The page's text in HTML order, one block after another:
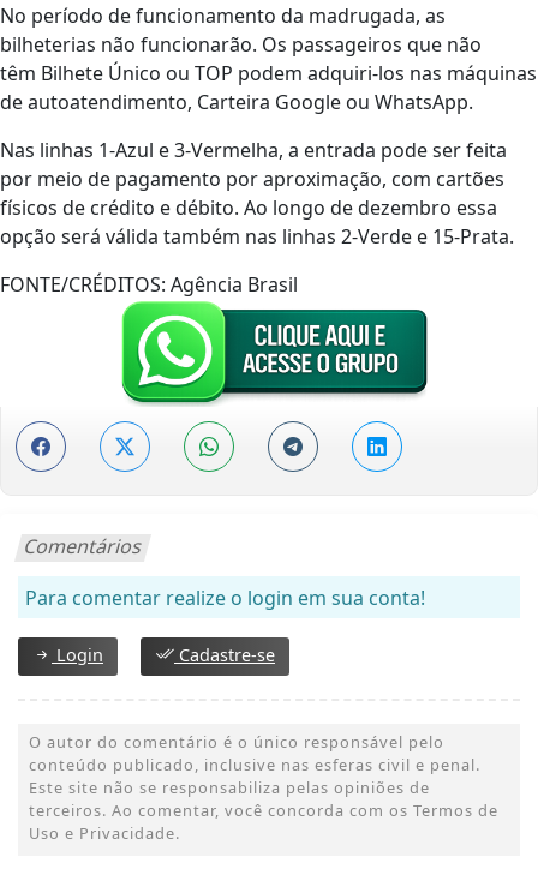
No período de funcionamento da madrugada, as
bilheterias não funcionarão. Os passageiros que não
têm Bilhete Único ou TOP podem adquiri-los nas máquinas
de autoatendimento, Carteira Google ou WhatsApp.
Nas linhas 1-Azul e 3-Vermelha, a entrada pode ser feita
por meio de pagamento por aproximação, com cartões
físicos de crédito e débito. Ao longo de dezembro essa
opção será válida também nas linhas 2-Verde e 15-Prata.
FONTE/CRÉDITOS: Agência Brasil
Comentários
Para comentar realize o login em sua conta!
Login Cadastre-se
O autor do comentário é o único responsável pelo
conteúdo publicado, inclusive nas esferas civil e penal.
Este site não se responsabiliza pelas opiniões de
terceiros. Ao comentar, você concorda com os Termos de
Uso e Privacidade.